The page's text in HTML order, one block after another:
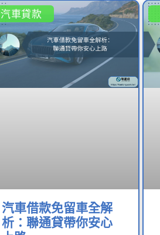
汽車貸款
汽車借款免留車全解
析：聯通貸帶你安心